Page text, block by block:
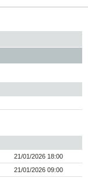
21/01/2026 18:00
21/01/2026 09:00